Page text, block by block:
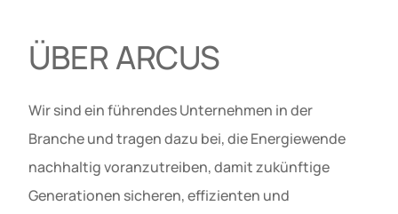
ÜBER ARCUS
Wir sind ein führendes Unternehmen in der
Branche und tragen dazu bei, die Energiewende
nachhaltig voranzutreiben, damit zukünftige
Generationen sicheren, effizienten und